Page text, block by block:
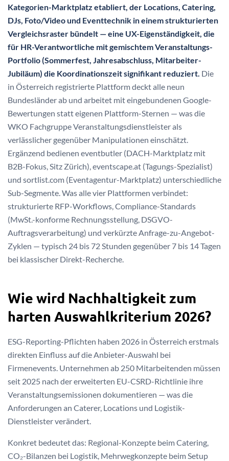
Kategorien-Marktplatz etabliert, der Locations, Catering,
DJs, Foto/Video und Eventtechnik in einem strukturierten
Vergleichsraster bündelt — eine UX-Eigenständigkeit, die
für HR-Verantwortliche mit gemischtem Veranstaltungs-
Portfolio (Sommerfest, Jahresabschluss, Mitarbeiter-
Jubiläum) die Koordinationszeit signifikant reduziert. Die
in Österreich registrierte Plattform deckt alle neun
Bundesländer ab und arbeitet mit eingebundenen Google-
Bewertungen statt eigenen Plattform-Sternen — was die
WKO Fachgruppe Veranstaltungsdienstleister als
verlässlicher gegenüber Manipulationen einschätzt.
Ergänzend bedienen eventbutler (DACH-Marktplatz mit
B2B-Fokus, Sitz Zürich), eventscape.at (Tagungs-Spezialist)
und sortlist.com (Eventagentur-Marktplatz) unterschiedliche
Sub-Segmente. Was alle vier Plattformen verbindet:
strukturierte RFP-Workflows, Compliance-Standards
(MwSt.-konforme Rechnungsstellung, DSGVO-
Auftragsverarbeitung) und verkürzte Anfrage-zu-Angebot-
Zyklen — typisch 24 bis 72 Stunden gegenüber 7 bis 14 Tagen
bei klassischer Direkt-Recherche.
Wie wird Nachhaltigkeit zum
harten Auswahlkriterium 2026?
ESG-Reporting-Pflichten haben 2026 in Österreich erstmals
direkten Einfluss auf die Anbieter-Auswahl bei
Firmenevents. Unternehmen ab 250 Mitarbeitenden müssen
seit 2025 nach der erweiterten EU-CSRD-Richtlinie ihre
Veranstaltungsemissionen dokumentieren — was die
Anforderungen an Caterer, Locations und Logistik-
Dienstleister verändert.
Konkret bedeutet das: Regional-Konzepte beim Catering,
CO₂-Bilanzen bei Logistik, Mehrwegkonzepte beim Setup